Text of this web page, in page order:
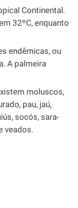
Continental.
32ºC, enquanto
endêmicas, ou
A palmeira
moluscos,
pau, jaú,
socós, sara-
veados.